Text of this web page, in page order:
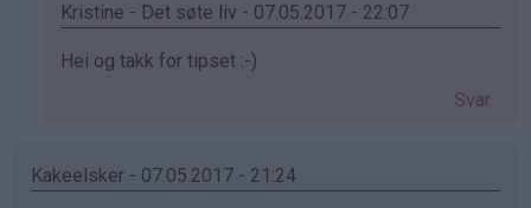
Kristine - Det søte liv - 07.05.2017 - 22:07
Som
Anika
Hei og takk for tipset :-)
Svar
Kakeelsker - 07.05.2017 - 21:24